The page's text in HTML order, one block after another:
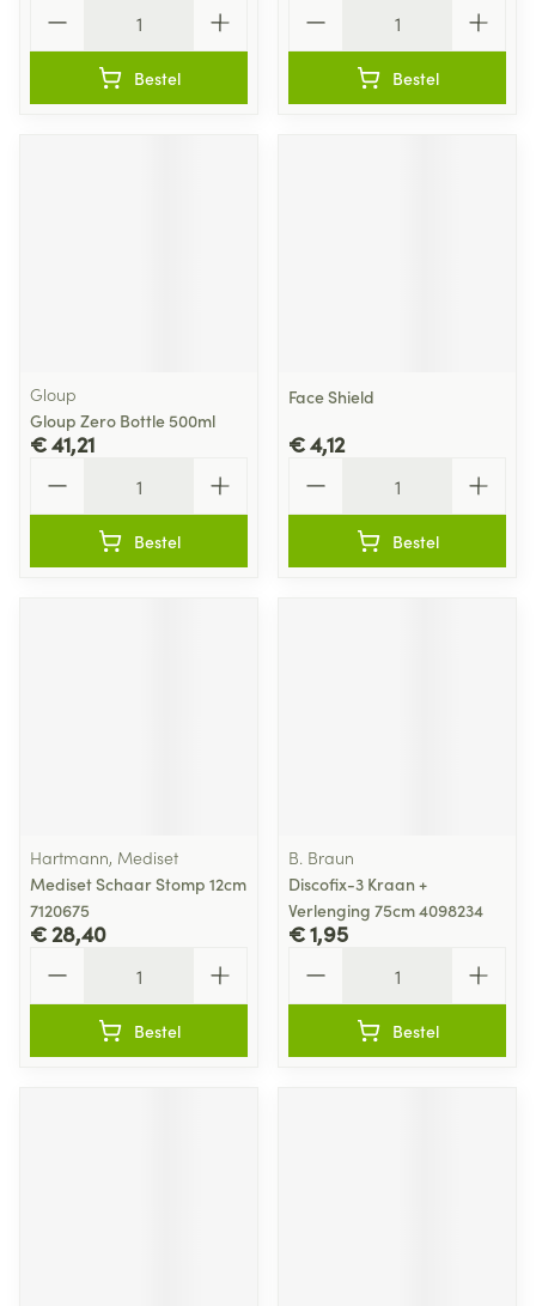
Bestel Bestel
Gloup
Gloup Zero Bottle 500ml
€ 41,21
Bestel
Face Shield
€ 4,12
Bestel
Hartmann, Mediset
Mediset Schaar Stomp 12cm
7120675
€ 28,40
Bestel
B. Braun
Discofix-3 Kraan +
Verlenging 75cm 4098234
€ 1,95
Bestel